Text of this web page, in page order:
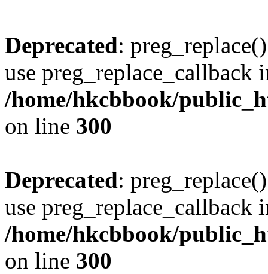
Deprecated:
use preg_replace_callback
/home/hkcbbook/
on line 300
Deprecated:
use preg_replace_callback
/home/hkcbbook/
on line 300